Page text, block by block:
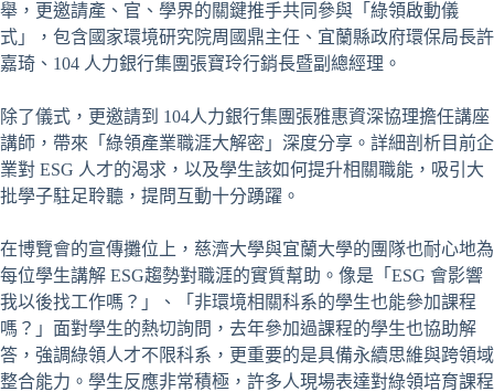
舉，更邀請產、官、學界的關鍵推手共同參與「綠領啟動儀
式」，包含國家環境研究院周國鼎主任、宜蘭縣政府環保局長許
嘉琦、104 人力銀行集團張寶玲行銷長暨副總經理。
除了儀式，更邀請到 104人力銀行集團張雅惠資深協理擔任講座
講師，帶來「綠領產業職涯大解密」深度分享。詳細剖析目前企
業對 ESG 人才的渴求，以及學生該如何提升相關職能，吸引大
批學子駐足聆聽，提問互動十分踴躍。
在博覽會的宣傳攤位上，慈濟大學與宜蘭大學的團隊也耐心地為
每位學生講解 ESG趨勢對職涯的實質幫助。像是「ESG 會影響
我以後找工作嗎？」、「非環境相關科系的學生也能參加課程
嗎？」面對學生的熱切詢問，去年參加過課程的學生也協助解
答，強調綠領人才不限科系，更重要的是具備永續思維與跨領域
整合能力。學生反應非常積極，許多人現場表達對綠領培育課程